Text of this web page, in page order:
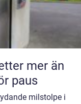
än
paus
milstolpe i